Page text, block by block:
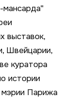
мансарда"
выставок,
Швейцарии,
куратора
истории
мэрии Парижа